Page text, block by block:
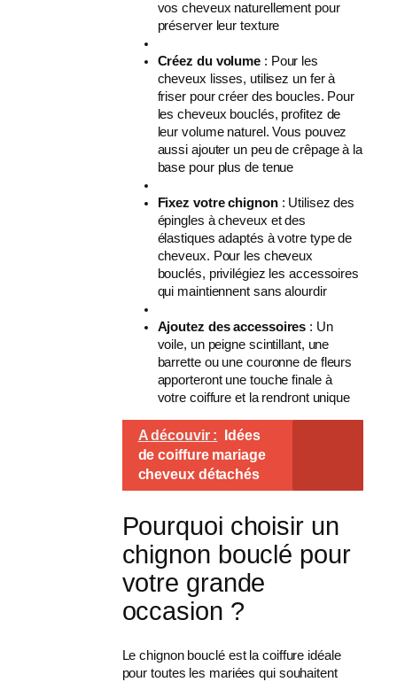
vos cheveux naturellement pour
préserver leur texture
Créez du volume : Pour les
cheveux lisses, utilisez un fer à
friser pour créer des boucles. Pour
les cheveux bouclés, profitez de
leur volume naturel. Vous pouvez
aussi ajouter un peu de crêpage à la
base pour plus de tenue
Fixez votre chignon: Utilisez des
épingles à cheveux et des
élastiques adaptés à votre type de
cheveux. Pour les cheveux
bouclés, privilégiez les accessoires
qui maintiennent sans alourdir
Ajoutez des accessoires : Un
voile, un peigne scintillant, une
barrette ou une couronne de fleurs
apporteront une touche finale à
votre coiffure et la rendront unique
A découvir :
Idées
de coiffure mariage
cheveux détachés
Pourquoi choisir un
chignon bouclé pour
votre grande
occasion ?
Le chignon bouclé est la coiffure idéale
pour toutes les mariées qui souhaitent